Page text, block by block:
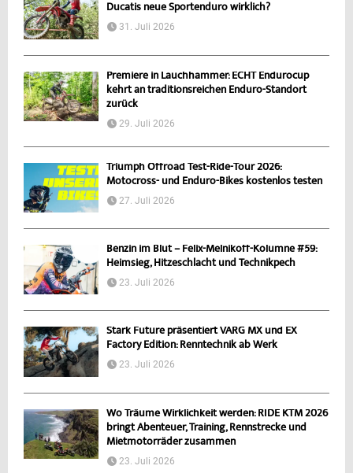
Ducatis neue Sportenduro wirklich?
31. Juli 2026
Premiere in Lauchhammer: ECHT Endurocup
kehrt an traditionsreichen Enduro-Standort
zurück
29. Juli 2026
Triumph Offroad Test-Ride-Tour 2026:
Motocross- und Enduro-Bikes kostenlos testen
27. Juli 2026
Benzin im Blut – Felix-Melnikoff-Kolumne #59:
Heimsieg, Hitzeschlacht und Technikpech
23. Juli 2026
Stark Future präsentiert VARG MX und EX
Factory Edition: Renntechnik ab Werk
23. Juli 2026
Wo Träume Wirklichkeit werden: RIDE KTM 2026
bringt Abenteuer, Training, Rennstrecke und
Mietmotorräder zusammen
23. Juli 2026